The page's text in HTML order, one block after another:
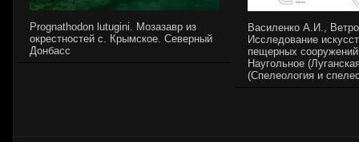
Prognathodon lutugini. Мозазавр из
окрестностей с. Крымское. Северный
Донбасс
Василенко А.И.,
Исследование
пещерных
Наугольное
(Спелеология и